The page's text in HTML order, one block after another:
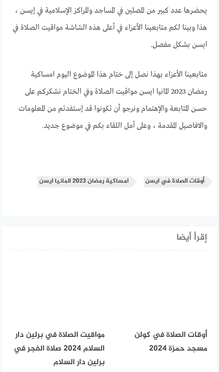
يحضرها عدد كبير من المصلين في المساجد والمراكز الإسلامية في إيسن ،
هذا وبينا لكم متابعينا الأعزاء في أعلى هذه الشاشة مواقيت الصلاة في
ايسن بشكل مفصل.
متابعينا الأعزاء بهذا نصل إلى ختام هذا الموضوع اليوم امساكية
رمضان 2023 المانيا ايسن مواقيت الصلاة وفي الختام نشكركم على
حسن المتابعة والإهتمام ونرجو أن تكونوا قد إستفدتم من المعلومات
والافاصيل المقدمة ، وعلى أمل اللقاء بكم في موضوع جديد.
أوقات الصلاة في ايسن امساكية رمضان 2023 المانيا ايسن
إقرأ أيضا
أوقات الصلاة في كولن
مسجد حمزة 2024
مواقيت الصلاة في برلين دار
السلام 2024 صلاة الفجر في
برلين دار السلام